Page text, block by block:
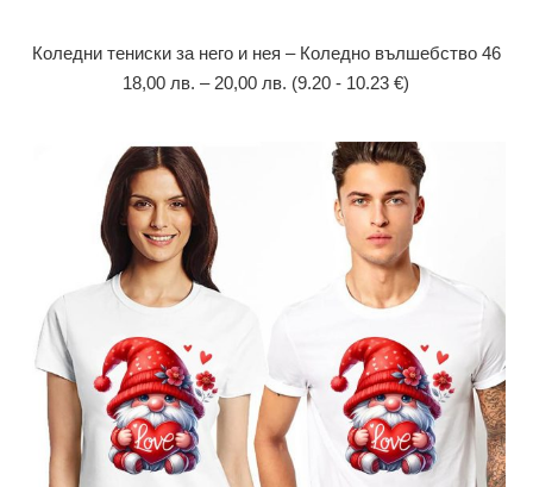
Коледни тениски за него и нея – Коледно вълшебство 46
18,00 лв. – 20,00 лв. (9.20 - 10.23 €)